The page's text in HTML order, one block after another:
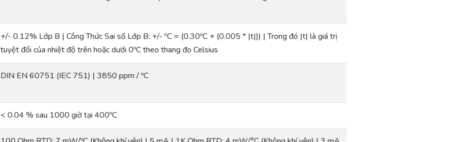
+/- 0.12% Lớp B | Công Thức Sai số Lớp B: +/- ºC = (0.30ºC + (0.005 * |t|)) | Trong đó |t| là giá trị
tuyệt đối của nhiệt độ trên hoặc dưới 0ºC theo thang đo Celsius
DIN EN 60751 (IEC 751) | 3850 ppm / ºC
< 0.04 % sau 1000 giờ tại 400ºC